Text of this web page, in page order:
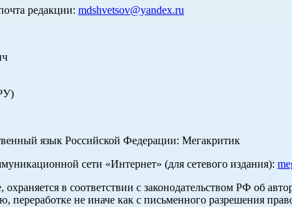
редакции: mdshvetsov@yandex.ru
язык Российской Федерации: Мегакритик
сети «Интернет» (для сетевого издания):
в соответствии с законодательством РФ об
переработке не иначе как с письменного разрешения